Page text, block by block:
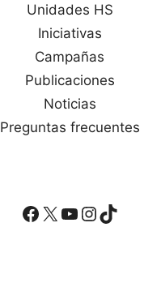
Unidades HS
Iniciativas
Campañas
Publicaciones
Noticias
Preguntas frecuentes
Facebook
X YouTube
Instagram
TikTok